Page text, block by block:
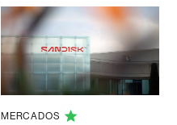
MERCADOS